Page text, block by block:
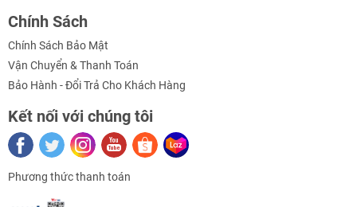
- Kích thước lỗ ốc:
+ M3 - 3mm
+ M4 - 4mm
+ M5 - 5mm
Chính Sách
Chính Sách Bảo Mật
Vận Chuyển & Thanh Toán
Bảo Hành - Đổi Trả Cho Khách Hàng
Kết nối với chúng tôi
Phương thức thanh toán